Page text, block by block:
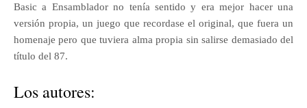
Basic a Ensamblador no tenía sentido y era mejor hacer una
versión propia, un juego que recordase el original, que fuera un
homenaje pero que tuviera alma propia sin salirse demasiado del
título del 87.
Los autores: